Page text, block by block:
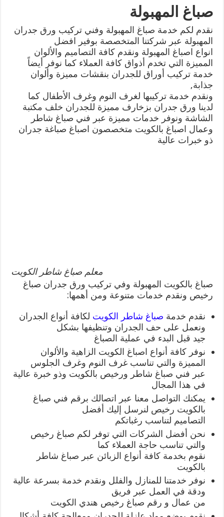
صباغ المهبولة
نقدم لكم خدمة صباغ المهبولة وفني تركيب ورق جدران
المهبولة عبر شركتنا المتخصصة بوفير افضل
انواع اصباغ المهبولة ونقدم كافة التصاميم والألوان
المميزة التي تخدم أذواق كافة العملاء كما نوفر أيضاً
خدمة تركيب أوراق للجدران بنقشات مميزة وألوان
جذابة,
ونقدم خدمة تركيبها لغرف النوم وغرف الأطفال كما
لدينا ورق جدران بزخارف مميزة للجدران خلف مكتبة
الشاشة ونوفر خدمات مميزة عبر فني صباغ شاطر
وعمال اصباغ بالكويت متخصصون اصباغ صباغة جدران
ذو خبرات عالية
معلم صباغ شاطر الكويت
صباغ بالكويت المهبولة وفي تركيب ورق جدران صباغ
رخيص ونقدم خدمات متنوعة ومن أهمها:
نقدم خدمة صباغ شاطر الكويت لكافة أنواع الجدران
ونعمل على حف الجدران وتنظيفها بشكل
جيد قبل البدء في عملية الصباغ
نوفر كافة أنواع اصباغ الكويت الزاهية والألوان
المميزة والتي تناسب غرف النوم وغرف الجلوس
عبر فني صباغ شاطر ورخيص بالكويت وذو خبرة عالية
في هذا المجال
يمكنك التواصل معنا عبر اتصالك برقم فني صباغ
بالكويت رخيص لنرسل إليك أفضل
التصاميم لتناسب رغباتكم
نحن أفضل الشركات التي توفر لكم صباغ رخيص
والتي تناسب حاجة العملاء كما
نقوم بخدمة كافة أنواع الزبائن عبر صباغ شاطر
بالكويت
نوفر خدمتنا للمنازل والفلل ونقدم خدمة بسرعة عالية
ودقة في العمل عبر فريق
من عمال و رقم صباغ رخيص هندي الكويت